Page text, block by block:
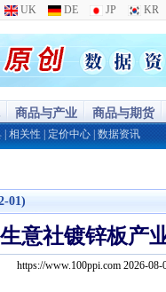
UK DE JP KR
商品与产业 商品与期货
相关性 定价中心 数据资讯
01)
意社镀锌板产
https://www.100ppi.com 2026-08-